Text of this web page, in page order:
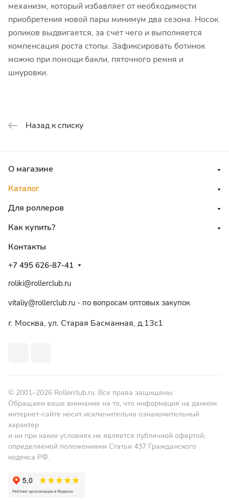
механизм, который избавляет от необходимости
приобретения новой пары минимум два сезона. Носок
роликов выдвигается, за счет чего и выполняется
компенсация роста стопы. Зафиксировать ботинок
можно при помощи бакли, пяточного ремня и
шнуровки.
Назад к списку
О магазине
Каталог
Для роллеров
Как купить?
Контакты
+7 495 626-87-41
roliki@rollerclub.ru
vitaliy@rollerclub.ru - по вопросам оптовых закупок
г. Москва, ул. Старая Басманная, д.13c1
© 2001–2026 Rollerclub.ru. Все права защищены.
Обращаем ваше внимание на то, что информация на данном
интернет-сайте носит исключительно ознакомительный
характер
и ни при каких условиях не является публичной офертой,
определяемой положениями Статьи 437 Гражданского
кодекса РФ.